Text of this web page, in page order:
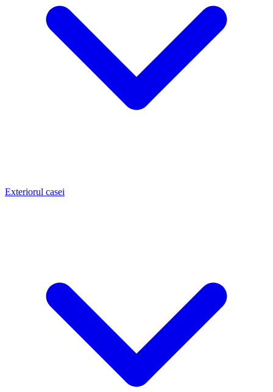
Exteriorul casei